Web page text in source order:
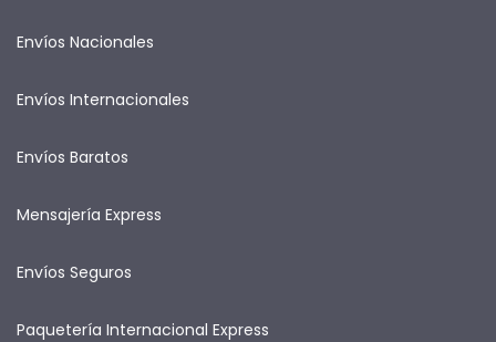
Envíos Nacionales
Envíos Internacionales
Envíos Baratos
Mensajería Express
Envíos Seguros
Paquetería Internacional Express